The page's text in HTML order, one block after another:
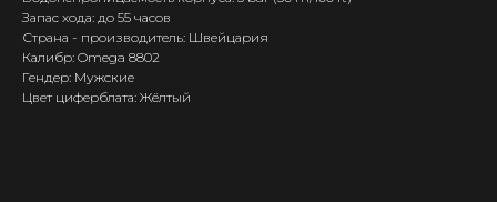
Запас хода: до 55 часов
Страна - производитель: Швейцария
Калибр: Omega 8802
Гендер: Мужские
Цвет циферблата: Жёлтый